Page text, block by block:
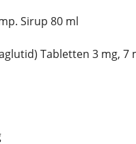
Sirup 80 ml
Tabletten 3 mg, 7